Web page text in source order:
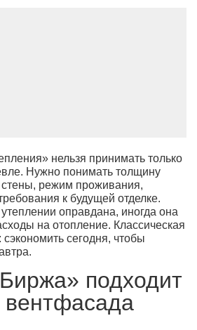
нельзя принимать только
Нужно понимать толщину
стены, режим проживания,
к будущей отделке.
оправдана, иногда она
на отопление. Классическая
сегодня, чтобы
подходит
вентфасада